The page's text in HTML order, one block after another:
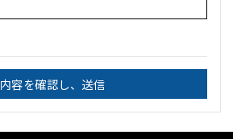
内容を確認し、送信